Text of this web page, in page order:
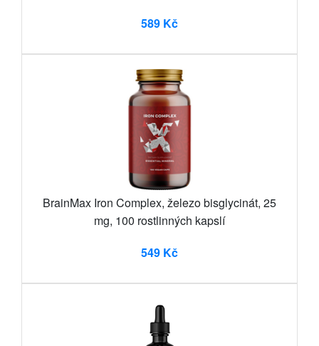
589 Kč
BrainMax Iron Complex, železo bisglycinát, 25
mg, 100 rostlinných kapslí
549 Kč